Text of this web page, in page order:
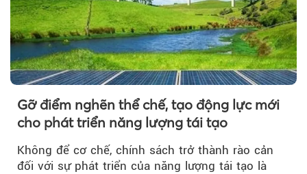
Gỡ điểm nghẽn thể chế, tạo động lực mới
cho phát triển năng lượng tái tạo
Không để cơ chế, chính sách trở thành rào cản
đối với sự phát triển của năng lượng tái tạo là